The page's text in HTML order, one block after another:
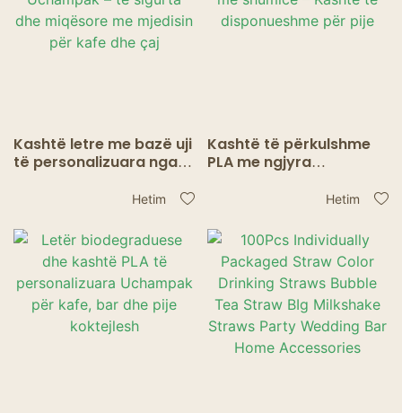
Kashtë letre me bazë uji
të personalizuara nga
dhe miqësore me
çaj
Hetim
Kashtë të përkulshme
PLA me ngjyra
Hetim